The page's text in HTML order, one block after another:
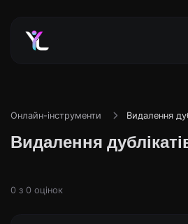
Онлайн-інструменти Видалення
Видалення
0 з 0 оцінок